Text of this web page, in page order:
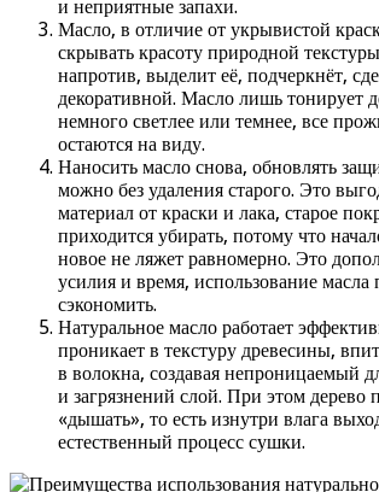
и неприятные запахи.
Масло, в отличие от укрывистой
скрывать красоту природной
напротив, выделит её, подчеркнёт,
декоративной. Масло лишь тонирует
немного светлее или темнее, все
остаются на виду.
Наносить масло снова, обновлять
можно без удаления старого. Это
материал от краски и лака, старое
приходится убирать, потому что
новое не ляжет равномерно. Это
усилия и время, использование масла
сэкономить.
Натуральное масло работает
проникает в текстуру древесины,
в волокна, создавая непроницаемый
и загрязнений слой. При этом дерево
«дышать», то есть изнутри влага
естественный процесс сушки.